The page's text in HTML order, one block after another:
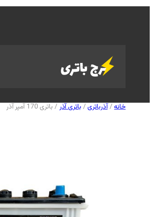
خانه/آذرباتری/باتری آذر / باتری 170 آمپر آذر